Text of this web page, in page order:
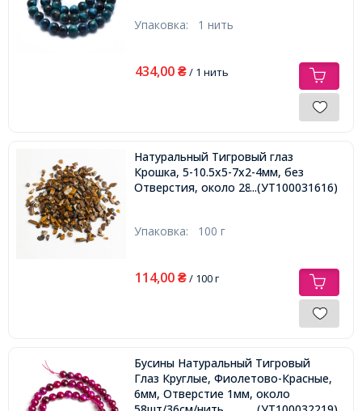
Упаковка: 1 нить
434,00 ₴/ 1 нить
Натуральный Тигровый глаз
Крошка, 5-10.5х5-7х2-4мм, без
Отверстия, около 280шт/100г,
...(УТ100031616)
Упаковка: 100 г
114,00 ₴/ 100 г
Бусины Натуральный Тигровый
Глаз Круглые, Фиолетово-Красные,
6мм, Отверстие 1мм, около